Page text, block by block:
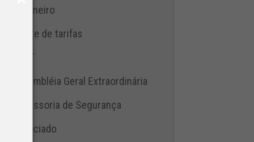
Aduaneiro
Ajuste de tarifas
ANTT
Assembléia Geral Extraordinária
Assessoria de Segurança
Associado